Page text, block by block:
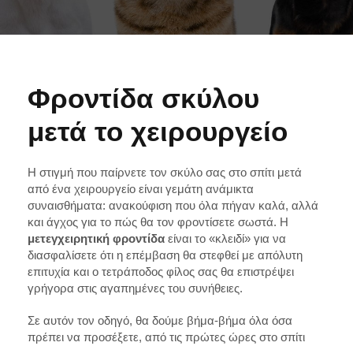
Φροντίδα σκύλου
μετά το χειρουργείο
Η στιγμή που παίρνετε τον σκύλο σας στο σπίτι μετά
από ένα χειρουργείο είναι γεμάτη ανάμικτα
συναισθήματα: ανακούφιση που όλα πήγαν καλά, αλλά
και άγχος για το πώς θα τον φροντίσετε σωστά. Η
μετεγχειρητική φροντίδα είναι το «κλειδί» για να
διασφαλίσετε ότι η επέμβαση θα στεφθεί με απόλυτη
επιτυχία και ο τετράποδος φίλος σας θα επιστρέψει
γρήγορα στις αγαπημένες του συνήθειες.
Σε αυτόν τον οδηγό, θα δούμε βήμα-βήμα όλα όσα
πρέπει να προσέξετε, από τις πρώτες ώρες στο σπίτι